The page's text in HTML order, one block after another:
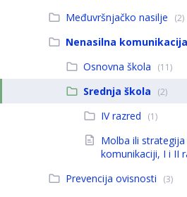
Međuvršnjačko nasilje (2)
Nenasilna komunikacija
Osnovna škola (11)
Srednja škola (2)
IV razred (1)
Molba ili
komunikaciji, I i II
Prevencija ovisnosti
(3)